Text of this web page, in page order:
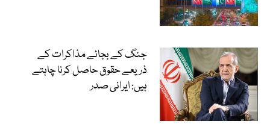
جنگ کے بجائے مذاکرات کے
ذریعے حقوق حاصل کرنا چاہتے
ہیں: ایرانی صدر